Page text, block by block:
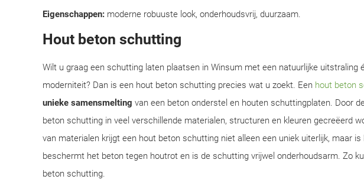
Eigenschappen: moderne robuuste look, onderhoudsvrij, duurzaam.
Hout beton schutting
Wilt u graag een schutting laten plaatsen in Winsum met een natuurlijke uitstraling
moderniteit? Dan is een hout beton schutting precies wat u zoekt. Een hout beton
unieke samensmelting van een beton onderstel en houten schuttingplaten. Door
beton schutting in veel verschillende materialen, structuren en kleuren gecreëerd
van materialen krijgt een hout beton schutting niet alleen een uniek uiterlijk, maar
beschermt het beton tegen houtrot en is de schutting vrijwel onderhoudsarm. Zo
beton schutting.